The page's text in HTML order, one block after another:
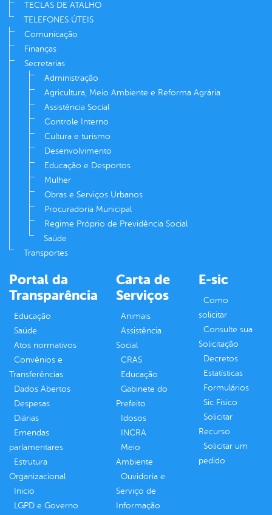
TECLAS DE ATALHO
TELEFONES ÚTEIS
Comunicação
Finanças
Secretarias
Administração
Agricultura, Meio Ambiente e Reforma Agrária
Assistência Social
Controle Interno
Cultura e turismo
Desenvolvimento
Educação e Desportos
Mulher
Obras e Serviços Urbanos
Procuradoria Municipal
Regime Próprio de Previdência Social
Saúde
Transportes
Portal da
Transparência
Educação
Saúde
Atos normativos
Convênios e
Transferências
Dados Abertos
Despesas
Diárias
Emendas
parlamentares
Estrutura
Organizacional
Inicio
LGPD e Governo
Carta de
Serviços
Animais
Assistência
Social
CRAS
Educação
Gabinete do
Prefeito
Idosos
INCRA
Meio
Ambiente
Ouvidoria e
Serviço de
Informação
E-sic
Como
solicitar
Consulte sua
Solicitação
Decretos
Estatísticas
Formulários
Sic Físico
Solicitar
Recurso
Solicitar um
pedido